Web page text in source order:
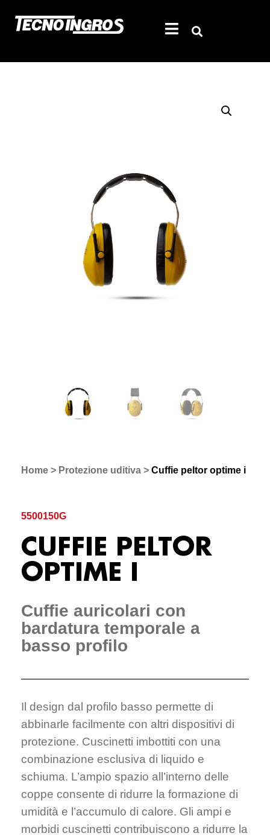
Home > Protezione uditiva > Cuffie peltor optime i
5500150G
CUFFIE PELTOR
OPTIME I
Cuffie auricolari con
bardatura temporale a
basso profilo
Il design dal profilo basso permette di
abbinarle facilmente con altri dispositivi di
protezione. Cuscinetti imbottiti con una
combinazione esclusiva di liquido e
schiuma. L’ampio spazio all’interno delle
coppe consente di ridurre la formazione di
umidità e l’accumulo di calore. Gli ampi e
morbidi cuscinetti contribuiscono a ridurre la